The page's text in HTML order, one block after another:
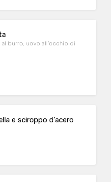
burro, uovo all’occhio di
e sciroppo d'acero